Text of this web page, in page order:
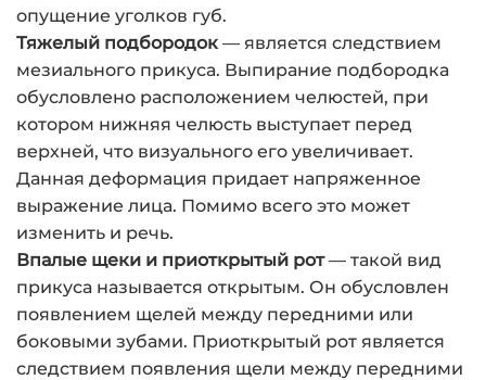
опущение уголков губ.
Тяжелый подбородок — является следствием
мезиального прикуса. Выпирание подбородка
обусловлено расположением челюстей, при
котором нижняя челюсть выступает перед
верхней, что визуального его увеличивает.
Данная деформация придает напряженное
выражение лица. Помимо всего это может
изменить и речь.
Впалые щеки и приоткрытый рот — такой вид
прикуса называется открытым. Он обусловлен
появлением щелей между передними или
боковыми зубами. Приоткрытый рот является
следствием появления щели между передними